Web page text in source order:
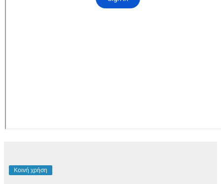
Κοινή χρήση